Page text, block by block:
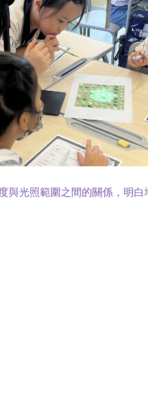
與光照範圍之間的關係，明